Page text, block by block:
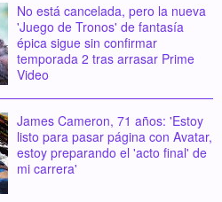
No está cancelada, pero la nueva
'Juego de Tronos' de fantasía
épica sigue sin confirmar
temporada 2 tras arrasar Prime
Video
James Cameron, 71 años: 'Estoy
listo para pasar página con Avatar,
estoy preparando el 'acto final' de
mi carrera'